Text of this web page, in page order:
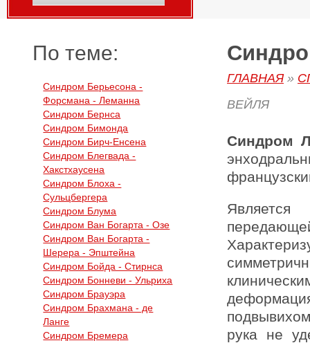
По теме:
Синдром Берьесона -
Форсмана - Леманна
Синдром Бернса
Синдром Бимонда
Синдром Бирч-Енсена
Синдром Блегвада -
Хакстхаусена
Синдром Блоха -
Сульцбергера
Синдром Блума
Синдром Ван Богарта - Озе
Синдром Ван Богарта -
Шерера - Эпштейна
Синдром Бойда - Стирнса
Синдром Бонневи - Ульриха
Синдром Брауэра
Синдром Брахмана - де
Ланге
Синдром Бремера
ГЛАВНАЯ»
ВЕЙЛЯ
Синдром
рука не